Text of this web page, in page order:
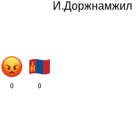
И.Доржнамжил
0 0